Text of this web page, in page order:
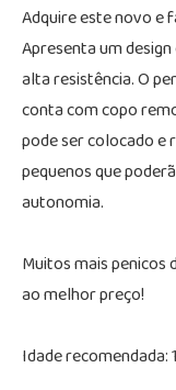
Adquire este novo e
Apresenta um
alta resistência. O
conta com copo
pode ser colocado e
pequenos que
autonomia.
Muitos mais
ao melhor preço!
Idade recomendada: